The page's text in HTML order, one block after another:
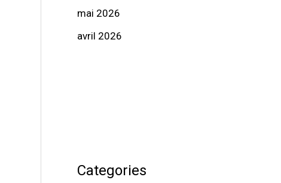
mai 2026
avril 2026
Categories